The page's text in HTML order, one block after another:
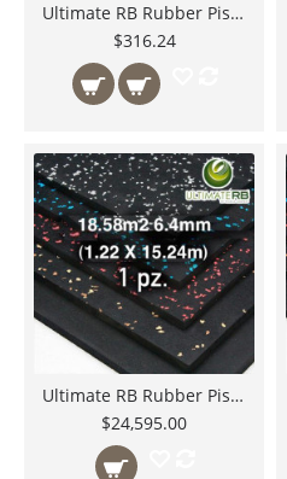
Ultimate RB Rubber Piso de Hule para Gimnasio muestras de color y espesor.
$316.24
Ultimate RB Rubber Piso de Hule para Gimnasio en Rollo de 50' X 4' 1/4" ( 15.24mts X 1.22mts. 18.58m2 a 6.4mm de Espesor) 30K48*005000
$24,595.00